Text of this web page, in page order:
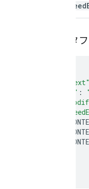
Feed
データ
"@context"
"@type" :